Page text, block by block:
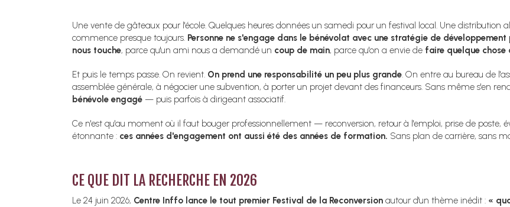
Une vente de gâteaux pour l'école. Quelques heures données un samedi pour un festival local. Une
commence presque toujours. Personne ne s'engage dans le bénévolat avec une stratégie de
nous touche, parce qu'un ami nous a demandé un coup de main, parce qu'on a envie de faire quelque chose
Et puis le temps passe. On revient. On prend une responsabilité un peu plus grande. On entre au bureau de
assemblée générale, à négocier une subvention, à porter un projet devant des financeurs. Sans même s'en
bénévole engagé — puis parfois à dirigeant associatif.
Ce n'est qu'au moment où il faut bouger professionnellement — reconversion, retour à l'emploi, prise de poste,
étonnante : ces années d'engagement ont aussi été des années de formation. Sans plan de carrière, sans
CE QUE DIT LA RECHERCHE EN 2026
Le 24 juin 2026, Centre Inffo lance le tout premier Festival de la Reconversion autour d'un thème inédit : «